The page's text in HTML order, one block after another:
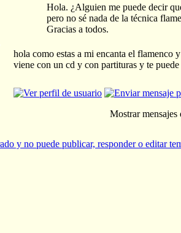
Hola. ¿Alguien me puede decir
pero no sé nada de la técnica
Gracias a todos.
hola como estas a mi encanta el
viene con un cd y con partituras y te
Mostrar